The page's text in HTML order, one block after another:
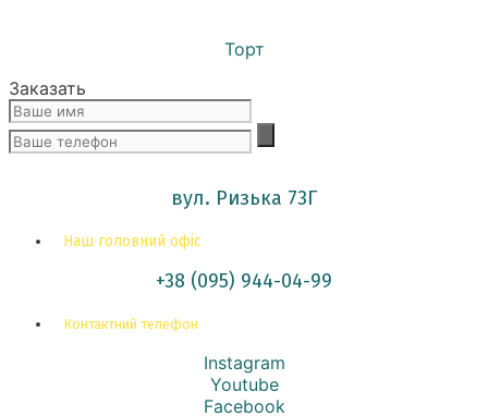
Торт
Заказать
вул. Ризька 73Г
Наш головний офіс
+38 (095) 944-04-99
Контактний телефон
Instagram
Youtube
Facebook